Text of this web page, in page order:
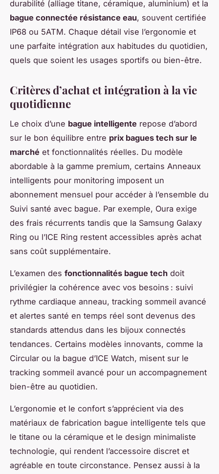
durabilité (alliage titane, céramique, aluminium) et la
bague connectée résistance eau, souvent certifiée
IP68 ou 5ATM. Chaque détail vise l’ergonomie et
une parfaite intégration aux habitudes du quotidien,
quels que soient les usages sportifs ou bien-être.
Critères d’achat et intégration à la vie
quotidienne
Le choix d’une bague intelligente repose d’abord
sur le bon équilibre entre prix bagues tech sur le
marché et fonctionnalités réelles. Du modèle
abordable à la gamme premium, certains Anneaux
intelligents pour monitoring imposent un
abonnement mensuel pour accéder à l’ensemble du
Suivi santé avec bague. Par exemple, Oura exige
des frais récurrents tandis que la Samsung Galaxy
Ring ou l’ICE Ring restent accessibles après achat
sans coût supplémentaire.
L’examen des fonctionnalités bague tech doit
privilégier la cohérence avec vos besoins : suivi
rythme cardiaque anneau, tracking sommeil avancé
et alertes santé en temps réel sont devenus des
standards attendus dans les bijoux connectés
tendances. Certains modèles innovants, comme la
Circular ou la bague d’ICE Watch, misent sur le
tracking sommeil avancé pour un accompagnement
bien-être au quotidien.
L’ergonomie et le confort s’apprécient via des
matériaux de fabrication bague intelligente tels que
le titane ou la céramique et le design minimaliste
technologie, qui rendent l’accessoire discret et
agréable en toute circonstance. Pensez aussi à la